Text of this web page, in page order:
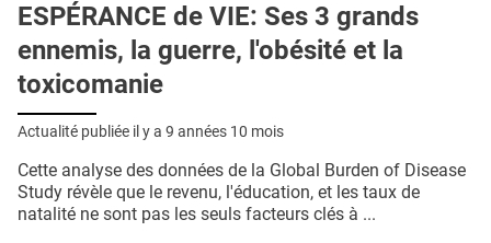
E-REVUE SAD
THÉMA
L'APP
PUBLICITÉ
ESPÉRANCE de VIE: Ses 3 grands
ennemis, la guerre, l'obésité et la
toxicomanie
Actualité publiée il y a 9 années 10 mois
Cette analyse des données de la Global Burden of Disease
Study révèle que le revenu, l'éducation, et les taux de
natalité ne sont pas les seuls facteurs clés à ...